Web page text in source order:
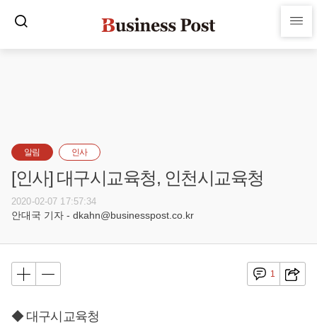
알림 인사
[인사] 대구시교육청, 인천시교육청
2020-02-07 17:57:34
안대국 기자 - dkahn@businesspost.co.kr
1
◆ 대구시교육청